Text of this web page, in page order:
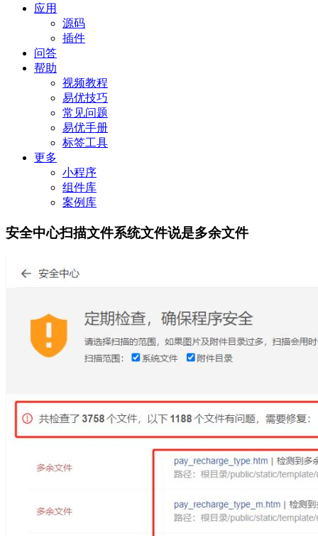
应用
源码
插件
问答
帮助
视频教程
易优技巧
常见问题
易优手册
标签工具
更多
小程序
组件库
案例库
安全中心扫描文件系统文件说是多余文件